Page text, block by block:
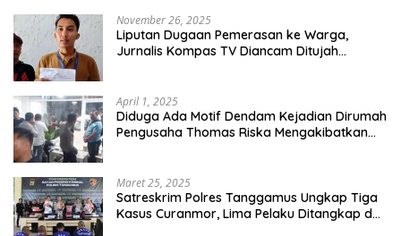
November 26, 2025
Liputan Dugaan Pemerasan ke Warga,
Jurnalis Kompas TV Diancam Ditujah
April 1, 2025
Diduga Ada Motif Dendam Kejadian Dirumah
Pengusaha Thomas Riska Mengakibatkan
Maret 25, 2025
Satreskrim Polres Tanggamus Ungkap Tiga
Kasus Curanmor, Lima Pelaku Ditangkap dan